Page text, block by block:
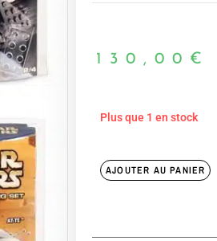
130,00 €
Plus que 1 en stock
AJOUTER AU PANIER